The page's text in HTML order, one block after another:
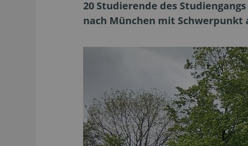
20 Studierende des
nach München mit